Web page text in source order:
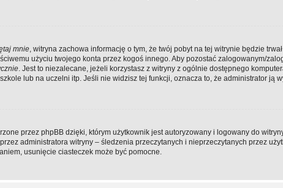
mnie , witryna zachowa informację o tym, że twój pobyt na tej witrynie będzie
użyciu twojego konta przez kogoś innego. Aby pozostać zalogowanym/
. Jest to niezalecane, jeżeli korzystasz z witryny z ogólnie dostępnego
lub na uczelni itp. Jeśli nie widzisz tej funkcji, oznacza to, że administrator ją
przez phpBB dzięki, którym użytkownik jest autoryzowany i logowany do
administratora witryny – śledzenia przeczytanych i nieprzeczytanych przez
usunięcie ciasteczek może być pomocne.